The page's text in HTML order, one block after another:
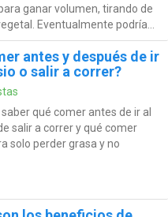
ganar volumen, tirando de
Eventualmente podría...
antes y después de ir
o salir a correr?
qué comer antes de ir al
salir a correr y qué comer
solo perder grasa y no